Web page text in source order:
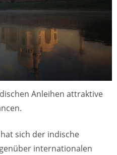
Anleihen attraktive
sich der indische
internationalen